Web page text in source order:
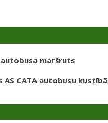
autobusa maršruts
AS CATA autobusu kustībā